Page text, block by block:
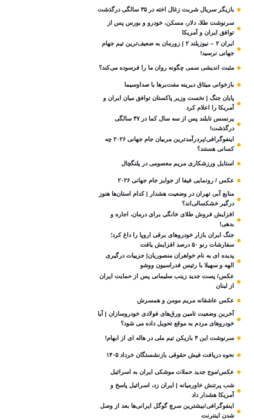
بازیگر سریال شربت زغال‌ اخته در ۳۵ سالگی درگذشت
سرنوشت طلا، دلار، مسکن، خودرو و بورس پس از
توافق ایران و آمریکا
ایران ۲ – نیوزیلند ۲ | زورمان به ضعیف‌ترین تیم جهام
جهانی نرسید!
مثبت‌ اندیشی سمی چگونه روان ما را فرسوده می‌کند؟
بازخوانی میثاق دیرینه مفت‌برها با صداوسیما
پایان جنگ | نخست وزیر پاکستان توافق میان ایران و
آمریکا را اعلام کرد
پرنسس تایلند پس از سه سال کما در ۴۷ سالگی
درگذشت!
اینفوگرافی/پردرآمدترین مربیان جام جهانی ۲۰۲۶ چه
کسانی هستند؟
استایل ورزشکاری مریم معصومی در پلنگچال
عکس / رونمایی فیفا از جوایز جام جهانی ۲۰۲۶
منابع آبی تهران در وضعیت هشدار | کدام استان‌ها هنوز
درگیر خشکسالی‌اند؟
افزایش فروش طلای خانگی برای درمان، اجاره و
بدهی!
جنگ ایران بازار خودروهای برقی اروپا را داغ کرد؛
سفارشات رنو ۵۰ درصد افزایش یافت
پدیده ای به نام خواهران منصوریان| جزییات درگیری
الهه و سهیلا با رئیس فدراسیون ووشو
عکس/ پست جدید زینب سلیمانی پس از حمایت ایران
از لبنان
عکس عاشقانه مریم مومن و همسرش
آخرین وضعیت تامین ورق‌های فولادی خودروسازان | آیا
خودروهای مردم به موقع تحویل داده می شود؟
سرنوشت این ۴ بازیکن تیم ملی در هاله ای از ابهام!
نحوه دریافت فیش حقوقی بازنشستگان خرداد ۱۴۰۵
عکس/موج جدید حملات موشکی ایران به اسرائیل
شب پرتنش خاورمیانه | ایران زد، اسرائیل پاسخ و
آمریکا هشدار داد
اینفوگرافی/بیشترین سرچ گوگل ایرانی‌ها بعد از وصل
شدن اینترنت